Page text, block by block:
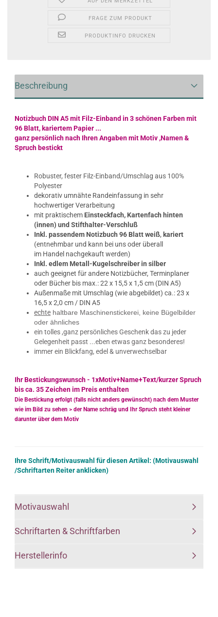
FRAGE ZUM PRODUKT
PRODUKTINFO DRUCKEN
Beschreibung
Notizbuch DIN A5 mit Filz-Einband in 3 schönen Farben mit
96 Blatt, kariertem Papier ...
ganz persönlich nach Ihren Angaben mit Motiv ,Namen &
Spruch bestickt
Robuster, fester Filz-Einband/Umschlag aus 100%
Polyester
dekorativ umnähte Randeinfassung in sehr
hochwertiger Verarbeitung
mit praktischem Einsteckfach, Kartenfach hinten
(innen) und Stifthalter-Verschluß
Inkl. passendem Notizbuch 96 Blatt weiß, kariert
(entnehmbar und kann bei uns oder überall
im Handel nachgekauft werden)
Inkl. edlem Metall-Kugelschreiber in silber
auch geeignet für andere Notizbücher, Terminplaner
oder Bücher bis max.: 22 x 15,5 x 1,5 cm (DIN A5)
Außenmaße mit Umschlag (wie abgebildet) ca.: 23 x
16,5 x 2,0 cm / DIN A5
echte haltbare Maschinenstickerei,​ keine Bügelbilder
oder ähnliches
ein tolles ,ganz persönliches Geschenk das zu jeder
Gelegenheit passt ...eben etwas ganz besonderes!
immer ein Blickfang,​​ edel & unverwechselbar
Ihr Bestickungswunsch - 1xMotiv+Name+Text/kurzer Spruch
bis ca. 35 Zeichen im Preis enthalten
Die Bestickung erfolgt (falls nicht anders gewünscht) nach dem Muster
wie im Bild zu sehen > der Name schräg und Ihr Spruch steht kleiner
darunter über dem Motiv
Ihre Schrift/Motivauswahl für diesen Artikel: (Motivauswahl
/Schriftarten Reiter anklicken)
Motivauswahl
Schriftarten & Schriftfarben
Herstellerinfo